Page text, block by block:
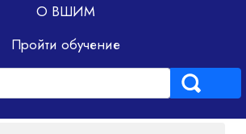
О ВШИМ
Пройти обучение